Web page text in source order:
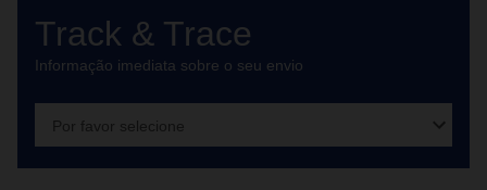
Track & Trace
Informação imediata sobre o seu envio
Por favor selecione